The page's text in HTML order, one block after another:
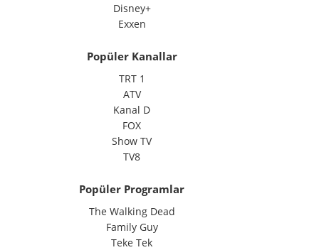
Disney+
Exxen
Popüler Kanallar
TRT 1
ATV
Kanal D
FOX
Show TV
TV8
Popüler Programlar
The Walking Dead
Family Guy
Teke Tek